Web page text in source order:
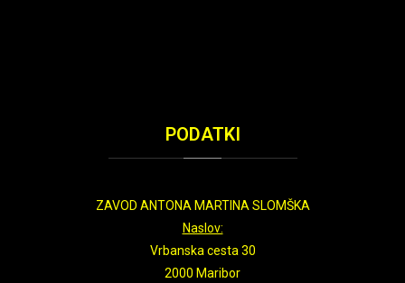
PODATKI
ZAVOD ANTONA MARTINA SLOMŠKA
Naslov:
Vrbanska cesta 30
2000 Maribor